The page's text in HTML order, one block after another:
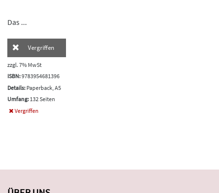
Das ...
Vergriffen
zzgl. 7% MwSt
ISBN:9783954681396
Details: Paperback, A5
Umfang: 132 Seiten
Vergriffen